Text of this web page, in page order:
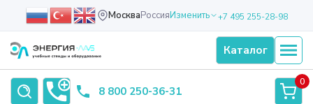
МоскваРоссияИзменить +7 495 255-28-98
Каталог
8 800 250-36-31
0